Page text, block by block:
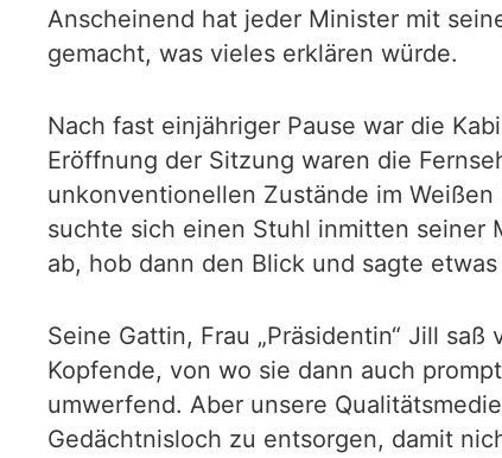
Anscheinend hat jeder Minister mit
gemacht, was vieles erklären würde.
Nach fast einjähriger Pause war die
Eröffnung der Sitzung waren die
unkonventionellen Zustände im
suchte sich einen Stuhl inmitten seiner
ab, hob dann den Blick und sagte
Seine Gattin, Frau „Präsidentin“ Jill
Kopfende, von wo sie dann auch
umwerfend. Aber unsere
Gedächtnisloch zu entsorgen, damit